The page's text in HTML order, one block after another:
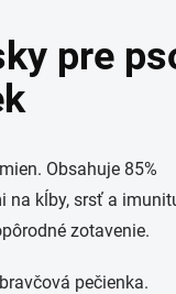
pre
Obsahuje 85%
na kĺby, srsť a
zotavenie.
pečienka.